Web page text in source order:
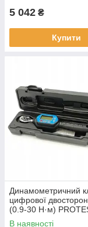
5 042 ₴
Купити
Динамометричний
цифрової
(0.9-30 Н·м)
AWM-30
В наявності